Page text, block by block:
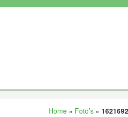
Home» Foto’s»